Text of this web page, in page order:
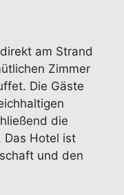
am Strand
Zimmer
Die Gäste
die
Das Hotel ist
und den